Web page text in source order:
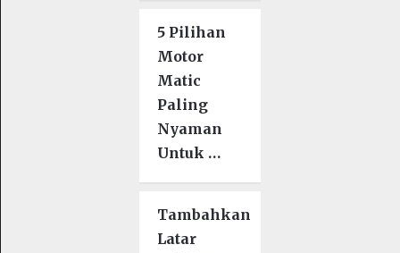
5 Pilihan
Motor
Matic
Paling
Nyaman
Untuk …
Tambahkan
Latar